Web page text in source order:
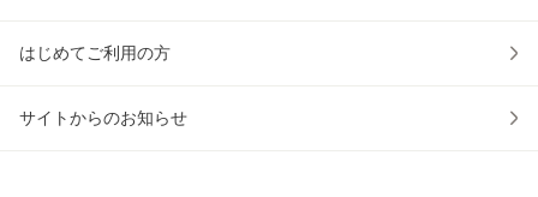
はじめてご利用の方
サイトからのお知らせ